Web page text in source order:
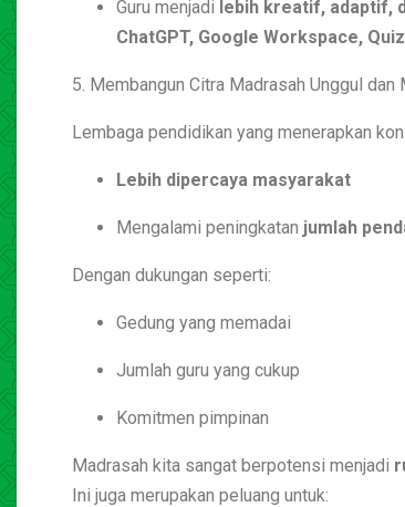
Guru menjadi lebih kreatif, adaptif,
ChatGPT, Google Workspace,
5. Membangun Citra Madrasah Unggul dan
Lembaga pendidikan yang menerapkan
Lebih dipercaya masyarakat
Mengalami peningkatan jumlah
Dengan dukungan seperti:
Gedung yang memadai
Jumlah guru yang cukup
Komitmen pimpinan
Madrasah kita sangat berpotensi menjadi
Ini juga merupakan peluang untuk: